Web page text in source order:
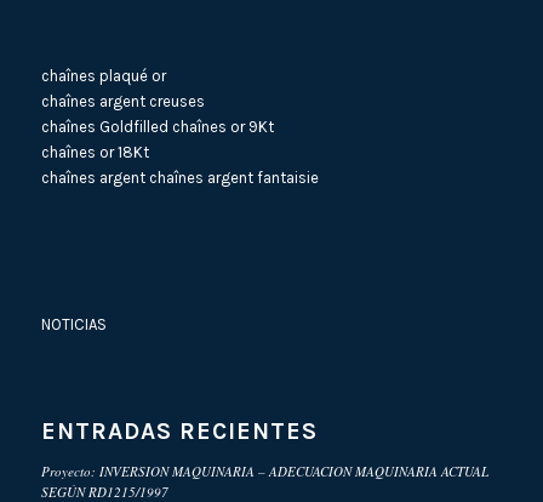
chaînes plaqué or
chaînes argent creuses
chaînes Goldfilled chaînes or 9Kt
chaînes or 18Kt
chaînes argent chaînes argent fantaisie
NOTICIAS
ENTRADAS RECIENTES
Proyecto: INVERSION MAQUINARIA – ADECUACION MAQUINARIA ACTUAL
SEGÚN RD1215/1997